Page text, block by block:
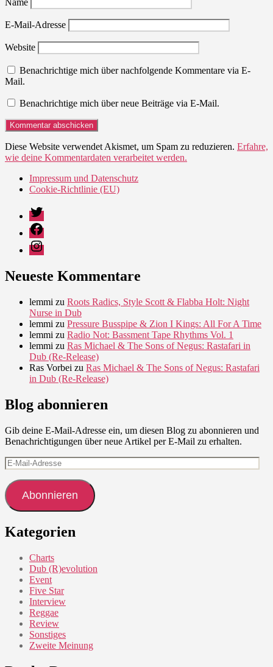
Name
E-Mail-Adresse
Website
Benachrichtige mich über nachfolgende Kommentare via E-
Mail.
Benachrichtige mich über neue Beiträge via E-Mail.
Diese Website verwendet Akismet, um Spam zu reduzieren. Erfahre,
wie deine Kommentardaten verarbeitet werden.
Impressum und Datenschutz
Cookie-Richtlinie (EU)
Twitter
Facebook
Instagram
Neueste Kommentare
lemmi zu Roots Radics, Style Scott & Flabba Holt: Night
Nurse in Dub
lemmi zu Pressure Busspipe & Zion I Kings: All For A Time
lemmi zu Radio Not: Bassment Tape Rhythms Vol. 1
lemmi zu Ras Michael & The Sons of Negus: Rastafari in
Dub (Re-Release)
Ras Vorbei zu Ras Michael & The Sons of Negus: Rastafari
in Dub (Re-Release)
Blog abonnieren
Gib deine E-Mail-Adresse ein, um diesen Blog zu abonnieren und
Benachrichtigungen über neue Artikel per E-Mail zu erhalten.
E-
Mail-
Adresse
Abonnieren
Kategorien
Charts
Dub (R)evolution
Event
Five Star
Interview
Reggae
Review
Sonstiges
Zweite Meinung